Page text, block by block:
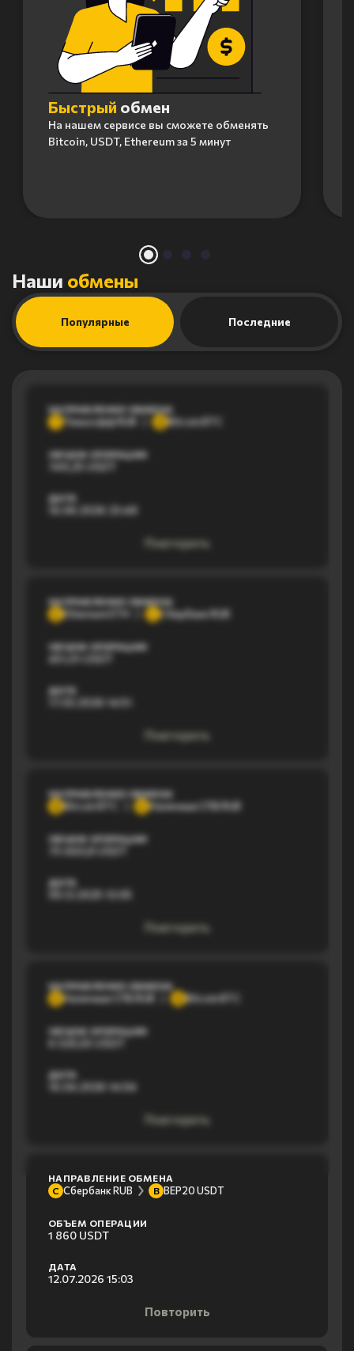
Быстрый обмен
На нашем сервисе вы сможете обменять
Bitcoin, USDT, Ethereum за 5 минут
Наши обмены
Популярные Последние
НАПРАВЛЕНИЕ ОБМЕНА
Т
Тинькофф RUB Bitcoin BTC
ОБЪЕМ ОПЕРАЦИИ
ДАТА
16.06.2026 23:48
Повторить
НАПРАВЛЕНИЕ ОБМЕНА
Ethereum ETH Сбербанк RUB
ОБЪЕМ ОПЕРАЦИИ
ДАТА
17.03.2026 14:51
Повторить
НАПРАВЛЕНИЕ ОБМЕНА
Bitcoin BTC Наличные СПБ RUB
ОБЪЕМ ОПЕРАЦИИ
ДАТА
05.12.2025 13:05
Повторить
НАПРАВЛЕНИЕ ОБМЕНА
Наличные СПБ RUB Bitcoin BTC
ОБЪЕМ ОПЕРАЦИИ
ДАТА
16.04.2026 14:04
Повторить
НАПРАВЛЕНИЕ ОБМЕНА
С Сбербанк RUB B BEP20 USDT
ОБЪЕМ ОПЕРАЦИИ
1 860 USDT
ДАТА
12.07.2026 15:03
Повторить